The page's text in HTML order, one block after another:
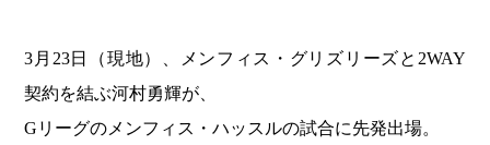
3月23日（現地）、メンフィス・グリズリーズと2WAY
契約を結ぶ河村勇輝が、
Gリーグのメンフィス・ハッスルの試合に先発出場。